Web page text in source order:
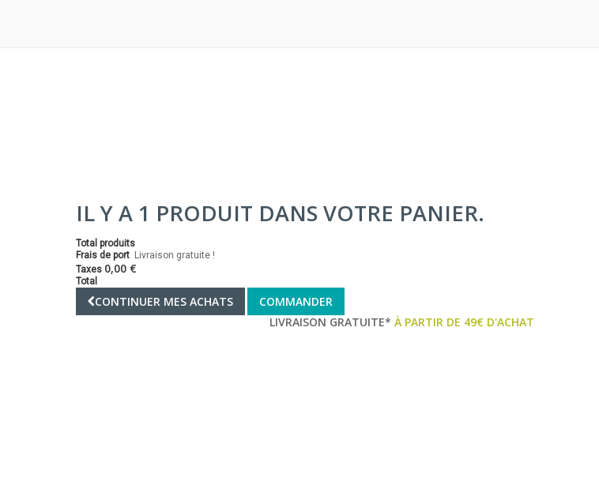
IL Y A 1 PRODUIT DANS VOTRE PANIER.
Total produits
Frais de port Livraison gratuite !
Taxes 0,00 €
Total
CONTINUER MES ACHATS COMMANDER
LIVRAISON GRATUITE* À PARTIR DE 49€ D'ACHAT